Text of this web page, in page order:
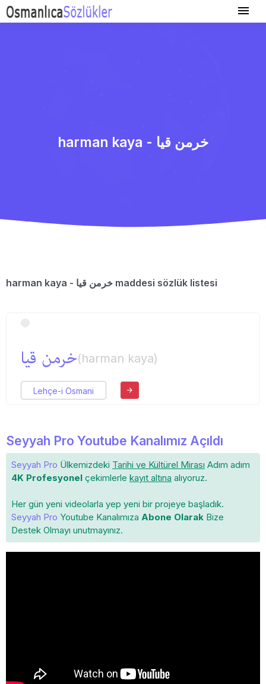
harman kaya - خرمن قیا
harman kaya - خرمن قیا maddesi sözlük listesi
خرمن قیا(harman kaya)
Lehçe-i Osmani
Seyyah Pro Youtube Kanalımız Açıldı
Seyyah Pro Ülkemizdeki Tarihi ve Kültürel Mirası Adım adım
4K Profesyonel çekimlerle kayıt altına alıyoruz.
Her gün yeni videolarla yep yeni bir projeye başladık.
Seyyah Pro Youtube Kanalımıza Abone Olarak Bize
Destek Olmayı unutmayınız.